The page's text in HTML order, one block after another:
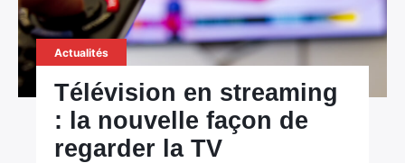
Actualités
Télévision en streaming
: la nouvelle façon de
regarder la TV